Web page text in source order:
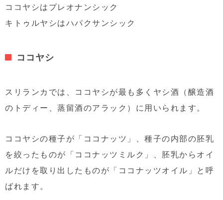
ココヤシはプレオナンシック
キトゥルヤシはハパクサンシック
ココヤシ
スリランカでは、ココヤシが最も多くヤシ酒（醸造酒
のトディー、蒸留酒のアラック）に用いられます。
ココヤシの種子が「ココナッツ」、種子の内部の胚乳
を絞ったものが「ココナッツミルク」、胚乳からオイ
ルだけを取り出したものが「ココナッツオイル」と呼
ばれます。